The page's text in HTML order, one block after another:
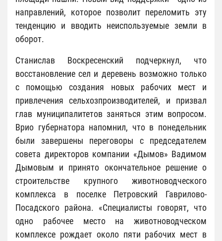
направлений, которое позволит переломить эту
тенденцию и вводить неиспользуемые земли в
оборот.
Станислав Воскресенский подчеркнул, что
восстановление сел и деревень возможно только
с помощью создания новых рабочих мест и
привлечения сельхозпроизводителей, и призвал
глав муниципалитетов заняться этим вопросом.
Врио губернатора напомнил, что в понедельник
были завершены переговоры с председателем
совета директоров компании «Дымов» Вадимом
Дымовым и принято окончательное решение о
строительстве крупного животноводческого
комплекса в поселке Петровский Гаврилово-
Посадского района. «Специалисты говорят, что
одно рабочее место на животноводческом
комплексе рождает около пяти рабочих мест в